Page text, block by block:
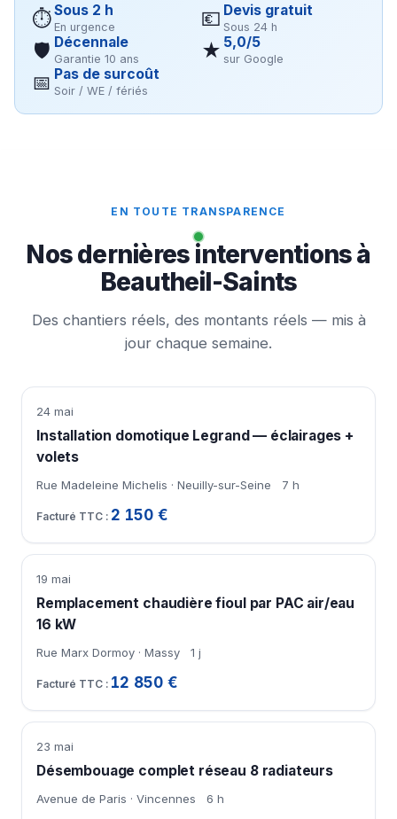
⏱Sous 2 h
En urgence 💶 Devis gratuit
Sous 24 h
🛡 Décennale
Garantie 10 ans ★ 5,0/5
sur Google
📅 Pas de surcoût
Soir / WE / fériés
EN TOUTE TRANSPARENCE
Nos dernières interventions à
Beautheil-Saints
Des chantiers réels, des montants réels — mis à
jour chaque semaine.
24 mai
Installation domotique Legrand — éclairages +
volets
Rue Madeleine Michelis · Neuilly-sur-Seine 7 h
2 150 €
19 mai
Remplacement chaudière fioul par PAC air/eau
16 kW
Rue Marx Dormoy · Massy 1 j
12 850 €
23 mai
Désembouage complet réseau 8 radiateurs
Avenue de Paris · Vincennes 6 h